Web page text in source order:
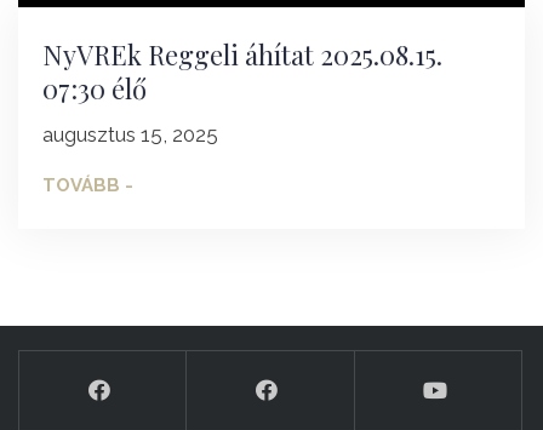
NyVREk Reggeli áhítat 2025.08.15.
07:30 élő
augusztus 15, 2025
TOVÁBB -